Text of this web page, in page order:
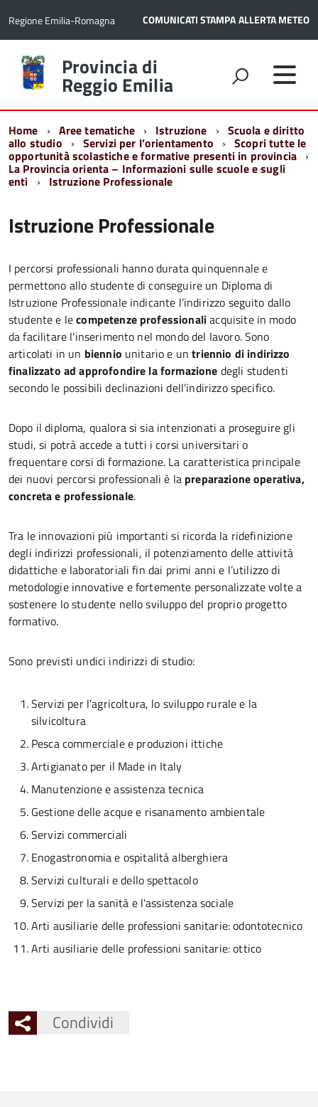
Regione Emilia-Romagna COMUNICATI STAMPAALLERTA METEO
Torna
alla
home
Provincia di
Reggio Emilia
Home Aree tematiche Istruzione Scuola e diritto
allo studio Servizi per l’orientamento Scopri tutte le
opportunità scolastiche e formative presenti in provincia
La Provincia orienta – Informazioni sulle scuole e sugli
enti Istruzione Professionale
Istruzione Professionale
I percorsi professionali hanno durata quinquennale e
permettono allo studente di conseguire un Diploma di
Istruzione Professionale indicante l’indirizzo seguito dallo
studente e lecompetenze professionaliacquisite in modo
da facilitare l’inserimento nel mondo del lavoro. Sono
articolati in un biennio unitario e untriennio di indirizzo
finalizzato ad approfondire la formazione degli studenti
secondo le possibili declinazioni dell’indirizzo specifico.
Dopo il diploma, qualora si sia intenzionati a proseguire gli
studi, si potrà accede a tutti i corsi universitari o
frequentare corsi di formazione. La caratteristica principale
dei nuovi percorsi professionali è la preparazione operativa,
concreta e professionale.
Tra le innovazioni più importanti si ricorda la ridefinizione
degli indirizzi professionali, il potenziamento delle attività
didattiche e laboratoriali fin dai primi anni e l’utilizzo di
metodologie innovative e fortemente personalizzate volte a
sostenere lo studente nello sviluppo del proprio progetto
formativo.
Sono previsti undici indirizzi di studio:
Servizi per l’agricoltura, lo sviluppo rurale e la
silvicoltura
Pesca commerciale e produzioni ittiche
Artigianato per il Made in Italy
Manutenzione e assistenza tecnica
Gestione delle acque e risanamento ambientale
Servizi commerciali
Enogastronomia e ospitalità alberghiera
Servizi culturali e dello spettacolo
Servizi per la sanità e l’assistenza sociale
Arti ausiliarie delle professioni sanitarie: odontotecnico
Arti ausiliarie delle professioni sanitarie: ottico
Condividi